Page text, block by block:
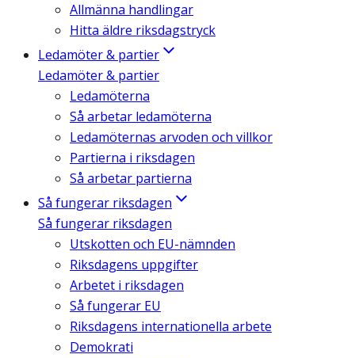
Allmänna handlingar
Hitta äldre riksdagstryck
Ledamöter & partier
Ledamöter & partier
Ledamöterna
Så arbetar ledamöterna
Ledamöternas arvoden och villkor
Partierna i riksdagen
Så arbetar partierna
Så fungerar riksdagen
Så fungerar riksdagen
Utskotten och EU-nämnden
Riksdagens uppgifter
Arbetet i riksdagen
Så fungerar EU
Riksdagens internationella arbete
Demokrati